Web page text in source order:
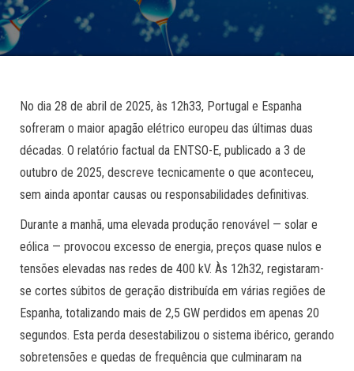
No dia 28 de abril de 2025, às 12h33, Portugal e Espanha
sofreram o maior apagão elétrico europeu das últimas duas
décadas. O relatório factual da ENTSO-E, publicado a 3 de
outubro de 2025, descreve tecnicamente o que aconteceu,
sem ainda apontar causas ou responsabilidades definitivas.
Durante a manhã, uma elevada produção renovável — solar e
eólica — provocou excesso de energia, preços quase nulos e
tensões elevadas nas redes de 400 kV. Às 12h32, registaram-
se cortes súbitos de geração distribuída em várias regiões de
Espanha, totalizando mais de 2,5 GW perdidos em apenas 20
segundos. Esta perda desestabilizou o sistema ibérico, gerando
sobretensões e quedas de frequência que culminaram na